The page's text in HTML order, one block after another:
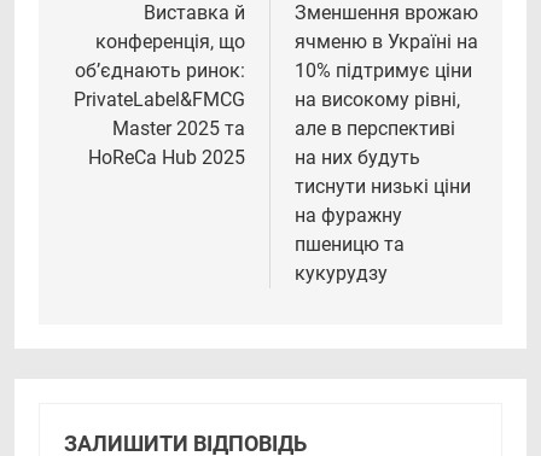
записівВиставка й
конференція, що
об’єднають ринок:
PrivateLabel&FMCG
Master 2025 та
HoReCa Hub 2025
Зменшення врожаю
ячменю в Україні на
10% підтримує ціни
на високому рівні,
але в перспективі
на них будуть
тиснути низькі ціни
на фуражну
пшеницю та
кукурудзу
ЗАЛИШИТИ ВІДПОВІДЬ